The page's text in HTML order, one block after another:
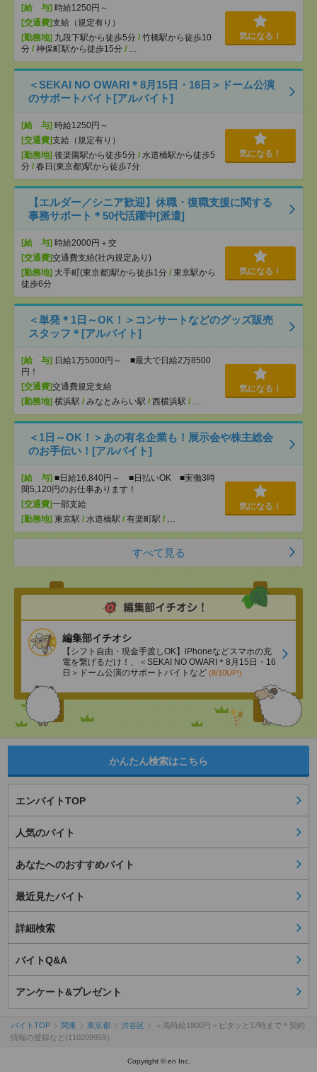
[給 与] 時給1250円～
[交通費]支給（規定有り）
[勤務地] 九段下駅から徒歩5分 / 竹橋駅から徒歩10
分 / 神保町駅から徒歩15分 / …
気になる！
＜SEKAI NO OWARI＊8月15日・16日＞ドーム公演
のサポートバイト[アルバイト]
[給 与] 時給1250円～
[交通費]支給（規定有り）
[勤務地] 後楽園駅から徒歩5分 / 水道橋駅から徒歩5
分 / 春日(東京都)駅から徒歩7分
気になる！
【エルダー／シニア歓迎】休職・復職支援に関する
事務サポート＊50代活躍中[派遣]
[給 与] 時給2000円＋交
[交通費]交通費支給(社内規定あり)
[勤務地] 大手町(東京都)駅から徒歩1分 / 東京駅から
徒歩6分
気になる！
＜単発＊1日～OK！＞コンサートなどのグッズ販売
スタッフ＊[アルバイト]
[給 与] 日給1万5000円～ ■最大で日給2万8500
円！
[交通費]交通費規定支給
[勤務地] 横浜駅 / みなとみらい駅 / 西横浜駅 / …
気になる！
＜1日～OK！＞あの有名企業も！展示会や株主総会
のお手伝い！[アルバイト]
[給 与] ■日給16,840円～ ■日払いOK ■実働3時
間5,120円のお仕事あります！
[交通費]一部支給
[勤務地] 東京駅 / 水道橋駅 / 有楽町駅 / …
気になる！
すべて見る
編集部イチオシ
【シフト自由・現金手渡しOK】iPhoneなどスマホの充
電を繋げるだけ！、＜SEKAI NO OWARI＊8月15日・16
日＞ドーム公演のサポートバイトなど (8/10UP!)
かんたん検索はこちら
エンバイトTOP
人気のバイト
あなたへのおすすめバイト
最近見たバイト
詳細検索
バイトQ&A
アンケート&プレゼント
バイトTOP 関東 東京都 渋谷区
＜高時給1800円＞ピタッと17時まで＊契約
情報の登録など(110209959）
Copyright © en Inc.